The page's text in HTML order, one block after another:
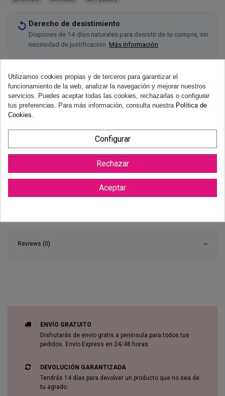
Derecho de desistimiento
Dispones de 14 días naturales para desistir de tu compra, sin
necesidad de justificación. Más información
Reviews (0)
ENVÍO GRATUITO
Disfrutarás de envío gratis a península para todos tus
pedidos. Envío Express en 24/48 horas.
DEVOLUCIÓN GARANTIZADA
Tendrás 14 días para devolver un producto que no sea de
tu agrado.
Utilizamos cookies propias y de terceros para garantizar el
funcionamiento de la web, analizar la navegación y mejorar nuestros
servicios. Puedes aceptar todas las cookies, rechazarlas o configurar
tus preferencias. Para más información, consulta nuestra Política de
Cookies
Configurar
Rechazar
Aceptar